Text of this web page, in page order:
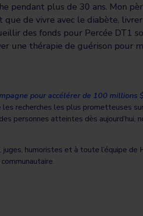
pendant plus de 30 ans. Mon
que de vivre avec le diabète,
des fonds pour Percée DT1
une thérapie de guérison pour
pour accélérer de 100 millions
recherches les plus prometteuses
personnes atteintes dès aujourd’hui,
humoristes et à toute l’équipe de